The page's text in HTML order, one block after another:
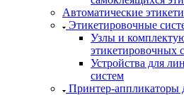
Автоматические
Этикетировочные
Узлы и
этикетировочных
Устройства для
систем
Принтер-аппликаторы